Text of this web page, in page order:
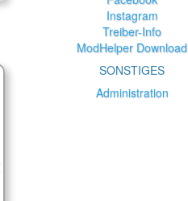
Instagram
Treiber-Info
ModHelper Download
SONSTIGES
Administration